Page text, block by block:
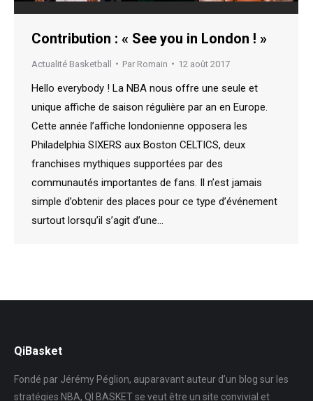
Contribution : « See you in London ! »
Actualité Basketball Par Romain 12 août 2017
Hello everybody ! La NBA nous offre une seule et
unique affiche de saison régulière par an en Europe.
Cette année l’affiche londonienne opposera les
Philadelphia SIXERS aux Boston CELTICS, deux
franchises mythiques supportées par des
communautés importantes de fans. Il n’est jamais
simple d’obtenir des places pour ce type d’événement
surtout lorsqu’il s’agit d’une…
QiBasket
Fondé par Jérémy Péglion, auparavant auteur d’un blog sur les
stratégies NBA, QI BASKET se veut être un site convivial et